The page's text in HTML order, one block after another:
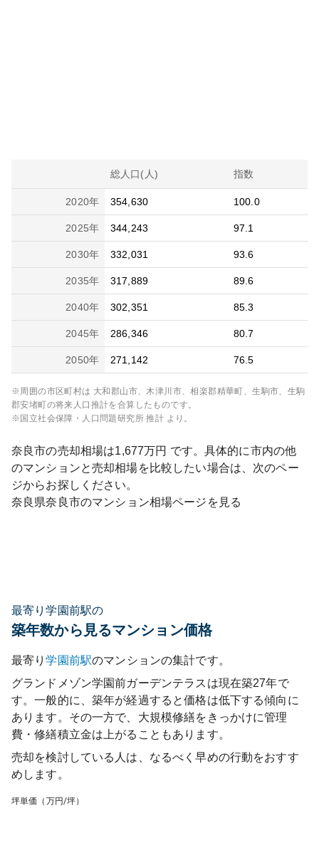
総人口(人) 指数
2020年 354,630 100.0
2025年 344,243 97.1
2030年 332,031 93.6
2035年 317,889 89.6
2040年 302,351 85.3
2045年 286,346 80.7
2050年 271,142 76.5
※周囲の市区町村は 大和郡山市、木津川市、相楽郡精華町、生駒市、生駒
郡安堵町の将来人口推計を合算したものです。
※国立社会保障・人口問題研究所 推計 より。
奈良市の売却相場は1,677万円 です。具体的に市内の他
のマンションと売却相場を比較したい場合は、次のペー
ジからお探しください。
奈良県奈良市のマンション相場ページを見る
最寄り学園前駅の
築年数から見るマンション価格
最寄り学園前駅のマンションの集計です。
グランドメゾン学園前ガーデンテラス は現在築27年で
す。一般的に、築年が経過すると価格は低下する傾向に
あります。その一方で、大規模修繕をきっかけに管理
費・修繕積立金は上がることもあります。
売却を検討している人は、なるべく早めの行動をおすす
めします。
坪単価（万円/坪）